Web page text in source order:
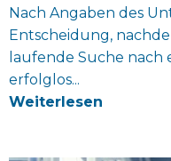
Nach Angaben des
Entscheidung,
laufende Suche nach
erfolglos...
Weiterlesen